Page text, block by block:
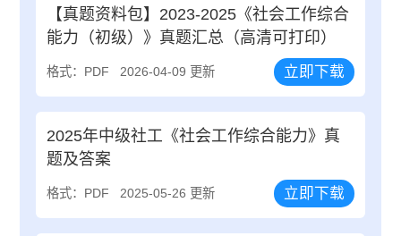
【真题资料包】2023-2025《社会工作综合
能力（初级）》真题汇总（高清可打印）
格式：PDF 2026-04-09 更新 立即下载
2025年中级社工《社会工作综合能力》真
题及答案
格式：PDF 2025-05-26 更新 立即下载